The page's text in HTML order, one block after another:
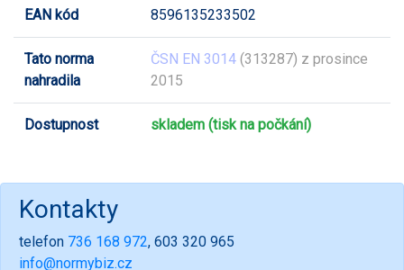
EAN kód 8596135233502
Tato norma
nahradila
ČSN EN 3014 (313287) z prosince
2015
Dostupnost skladem (tisk na počkání)
Kontakty
telefon 736 168 972, 603 320 965
info@normybiz.cz